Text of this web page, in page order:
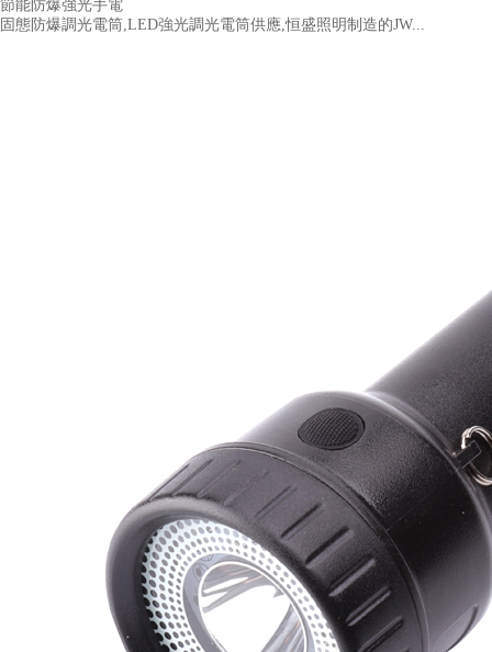
節能防爆強光手電
固態防爆調光電筒,LED強光調光電筒供應,恒盛照明制造的JW...